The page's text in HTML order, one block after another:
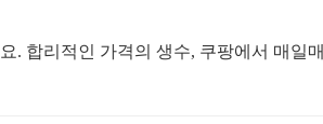
. 합리적인 가격의 생수, 쿠팡에서 매일매